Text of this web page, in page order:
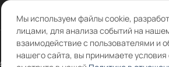
1083810004860
Мы используем файлы cookie,
лицами, для анализа событий на
взаимодействие с пользователями и
нашего сайта, вы принимаете